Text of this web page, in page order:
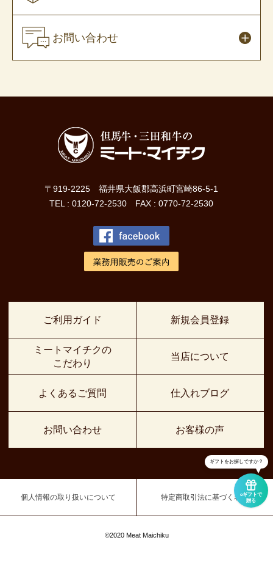
お問い合わせ
〒919-2225 福井県大飯郡高浜町宮崎86-5-1
TEL : 0120-72-2530 FAX : 0770-72-2530
ご利用ガイド
ミートマイチクの
こだわり
よくあるご質問
お問い合わせ
新規会員登録
当店について
仕入れブログ
お客様の声
個人情報の取り扱いについて 特定商取引法に基づく表示
©2020 Meat Maichiku
eギフトで
贈る
ギフトをお探しですか？